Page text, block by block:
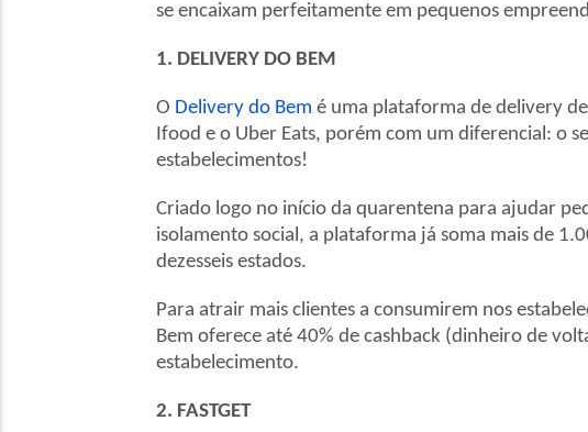
se encaixam perfeitamente em pequenos
1. DELIVERY DO BEM
O Delivery do Bem é uma plataforma de delivery
Ifood e o Uber Eats, porém com um diferencial: o
estabelecimentos!
Criado logo no início da quarentena para ajudar
isolamento social, a plataforma já soma mais de
dezesseis estados.
Para atrair mais clientes a consumirem nos
Bem oferece até 40% de cashback (dinheiro de
estabelecimento.
2. FASTGET